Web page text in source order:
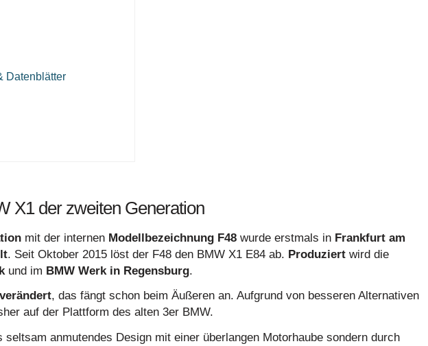
Datenblätter
X1 der zweiten Generation
mit der internen Modellbezeichnung F48 wurde erstmals in Frankfurt am
. Seit Oktober 2015 löst der F48 den BMW X1 E84 ab. Produziert wird die
und im BMW Werk in Regensburg.
, das fängt schon beim Äußeren an. Aufgrund von besseren Alternativen
auf der Plattform des alten 3er BMW.
anmutendes Design mit einer überlangen Motorhaube sondern durch